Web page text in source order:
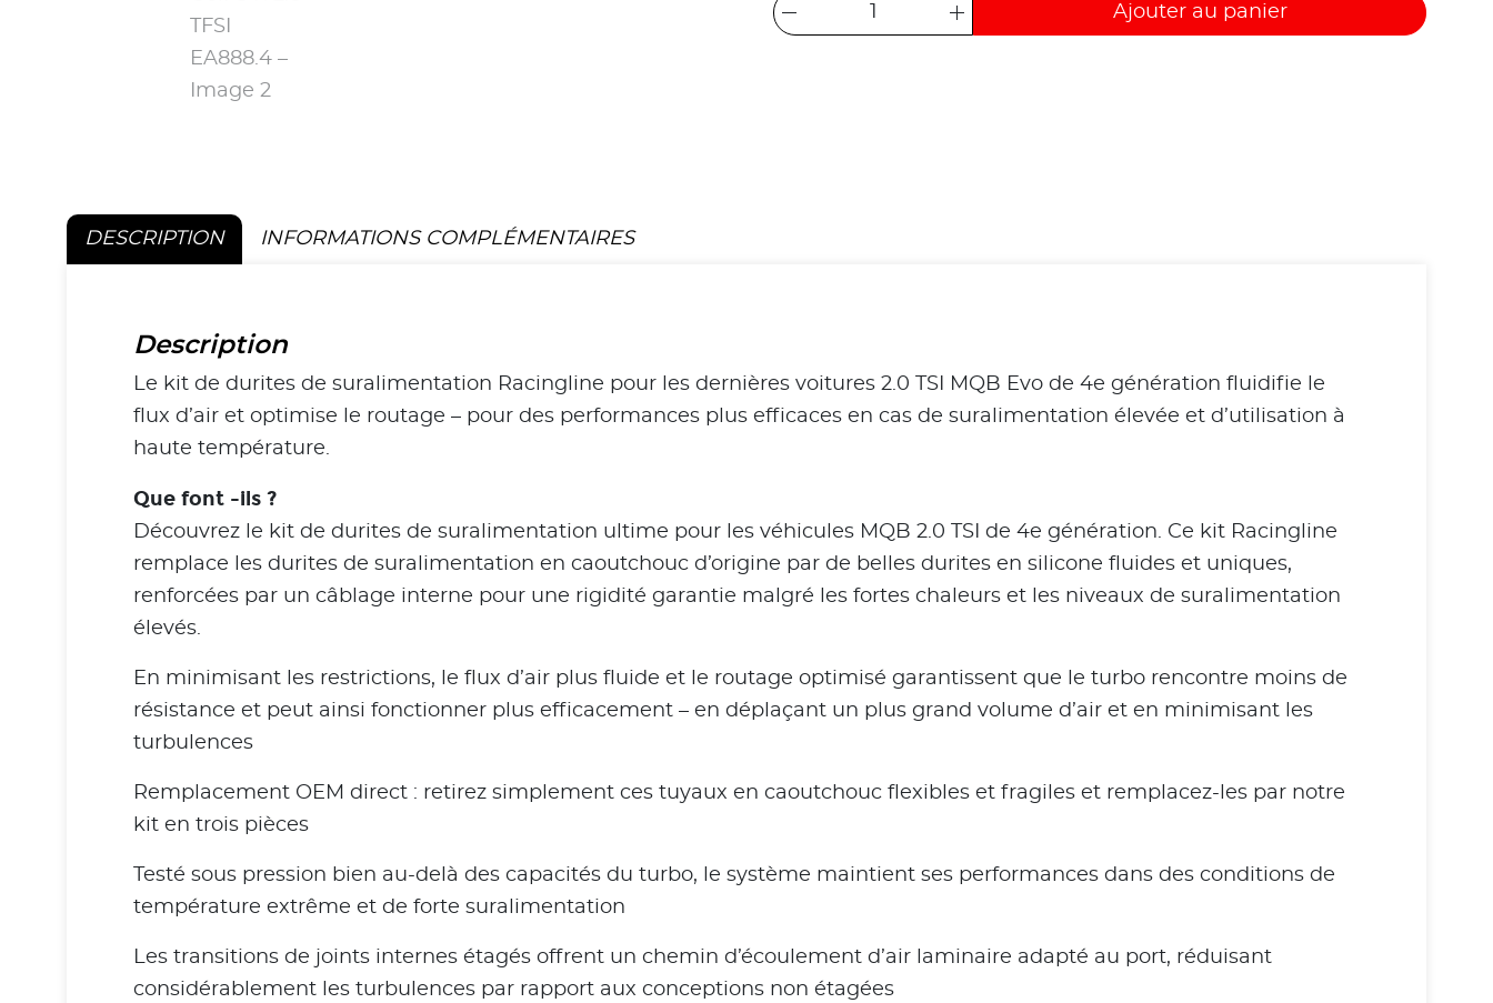
Ajouter au panier
DESCRIPTION INFORMATIONS COMPLÉMENTAIRES
Description
Le kit de durites de suralimentation Racingline pour les dernières voitures 2.0 TSI MQB Evo de 4e génération fluidifie le
flux d’air et optimise le routage – pour des performances plus efficaces en cas de suralimentation élevée et d’utilisation à
haute température.
Que font -ils ?
Découvrez le kit de durites de suralimentation ultime pour les véhicules MQB 2.0 TSI de 4e génération. Ce kit Racingline
remplace les durites de suralimentation en caoutchouc d’origine par de belles durites en silicone fluides et uniques,
renforcées par un câblage interne pour une rigidité garantie malgré les fortes chaleurs et les niveaux de suralimentation
élevés.
En minimisant les restrictions, le flux d’air plus fluide et le routage optimisé garantissent que le turbo rencontre moins de
résistance et peut ainsi fonctionner plus efficacement – en déplaçant un plus grand volume d’air et en minimisant les
turbulences
Remplacement OEM direct : retirez simplement ces tuyaux en caoutchouc flexibles et fragiles et remplacez-les par notre
kit en trois pièces
Testé sous pression bien au-delà des capacités du turbo, le système maintient ses performances dans des conditions de
température extrême et de forte suralimentation
Les transitions de joints internes étagés offrent un chemin d’écoulement d’air laminaire adapté au port, réduisant
considérablement les turbulences par rapport aux conceptions non étagées